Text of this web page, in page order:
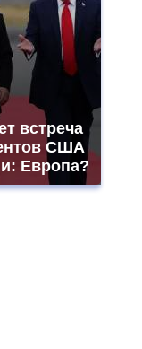
встреча
США
Европа?